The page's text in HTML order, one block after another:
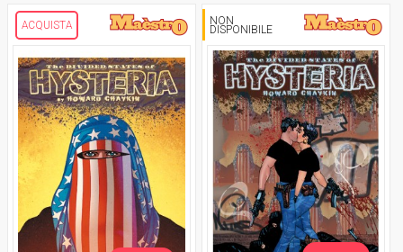
ACQUISTA NON
DISPONIBILE